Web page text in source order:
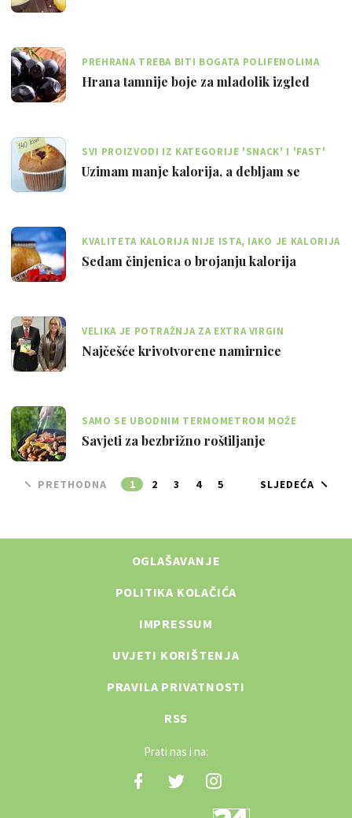
PREHRANA TREBA BITI BOGATA POLIFENOLIMA
KOJIH IMA U ŠLJIVAMA, MASLINAMA, KAKAOU
Hrana tamnije boje za mladolik izgled
SVI PROIZVODI IZ KATEGORIJE 'SNACK' I 'FAST'
OBILUJU PRAZNIM KALORIJAMA
Uzimam manje kalorija, a debljam se
KVALITETA KALORIJA NIJE ISTA, IAKO JE KALORIJA
- KALORIJA IZ ČIPSA ILI GRAŠKA
Sedam činjenica o brojanju kalorija
VELIKA JE POTRAŽNJA ZA EXTRA VIRGIN
MASLINOVIM ULJEM I ONO SE ČESTO KRIVOTVORI
Najčešće krivotvorene namirnice
SAMO SE UBODNIM TERMOMETROM MOŽE
KONTROLIRATI UNUTARNJA TEMPERATURA MESA
Savjeti za bezbrižno roštiljanje
PRETHODNA 1 2 3 4 5 SLJEDEĆA
OGLAŠAVANJE
POLITIKA KOLAČIĆA
IMPRESSUM
UVJETI KORIŠTENJA
PRAVILA PRIVATNOSTI
RSS
Prati nas i na: